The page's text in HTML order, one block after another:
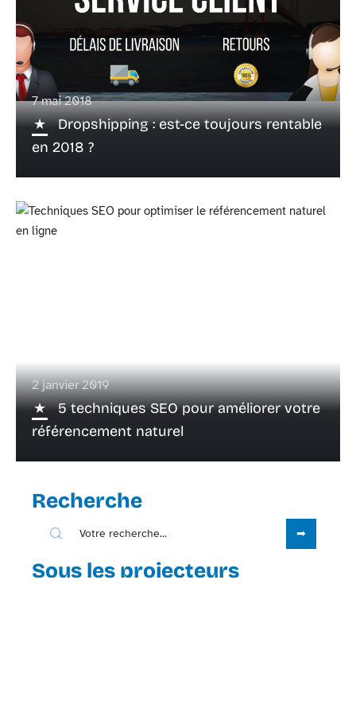
7 mai 2018
Dropshipping : est-ce toujours rentable
en 2018 ?
2 janvier 2019
5 techniques SEO pour améliorer votre
référencement naturel
Recherche
Sous les projecteurs